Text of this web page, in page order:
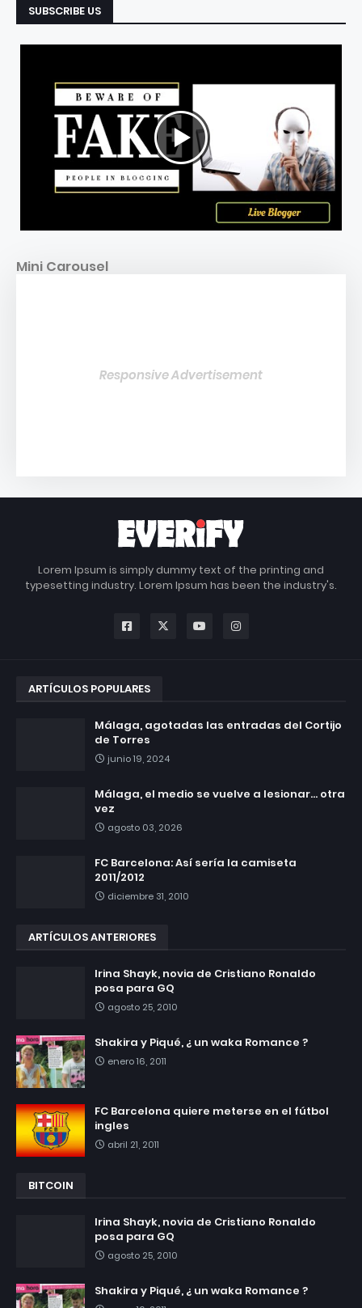
SUBSCRIBE US
Mini Carousel
Responsive Advertisement
Lorem Ipsum is simply dummy text of the printing and
typesetting industry. Lorem Ipsum has been the industry's.
ARTÍCULOS POPULARES
Málaga, agotadas las entradas del Cortijo
de Torres
junio 19, 2024
Málaga, el medio se vuelve a lesionar... otra
vez
agosto 03, 2026
FC Barcelona: Así sería la camiseta
2011/2012
diciembre 31, 2010
ARTÍCULOS ANTERIORES
Irina Shayk, novia de Cristiano Ronaldo
posa para GQ
agosto 25, 2010
Shakira y Piqué, ¿ un waka Romance ?
enero 16, 2011
FC Barcelona quiere meterse en el fútbol
ingles
abril 21, 2011
BITCOIN
Irina Shayk, novia de Cristiano Ronaldo
posa para GQ
agosto 25, 2010
Shakira y Piqué, ¿ un waka Romance ?